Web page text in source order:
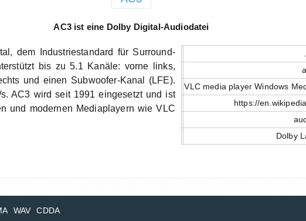
AC3 ist eine Dolby Digital-Audiodatei
VLC media player Windows
https://
Dolby
dem Industriestandard für Surround-
bis zu 5.1 Kanäle: vorne links,
und einen Subwoofer-Kanal (LFE).
AC3 wird seit 1991 eingesetzt und ist
und modernen Mediaplayern wie VLC
WAV CDDA